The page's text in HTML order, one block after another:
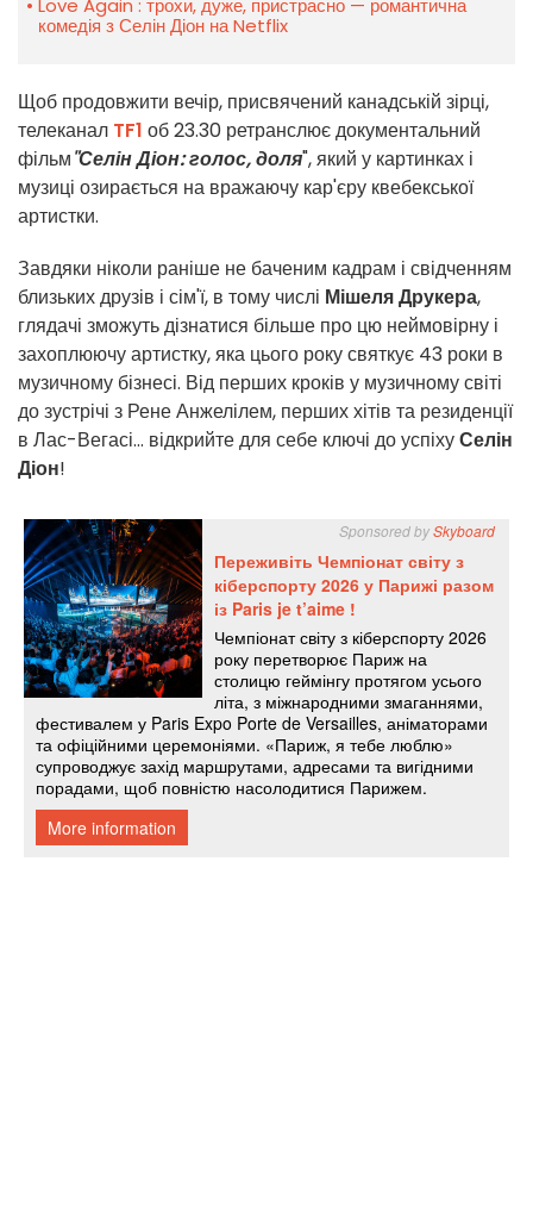
Love Again : трохи, дуже, пристрасно — романтична
комедія з Селін Діон на Netflix
Щоб продовжити вечір, присвячений канадській зірці,
телеканал TF1 об 23.30 ретранслює документальний
фільм"Селін Діон: голос, доля", який у картинках і
музиці озирається на вражаючу кар'єру квебекської
артистки.
Завдяки ніколи раніше не баченим кадрам і свідченням
близьких друзів і сім'ї, в тому числі Мішеля Друкера,
глядачі зможуть дізнатися більше про цю неймовірну і
захоплюючу артистку, яка цього року святкує 43 роки в
музичному бізнесі. Від перших кроків у музичному світі
до зустрічі з Рене Анжелілем, перших хітів та резиденції
в Лас-Вегасі... відкрийте для себе ключі до успіхуСелін
Діон!